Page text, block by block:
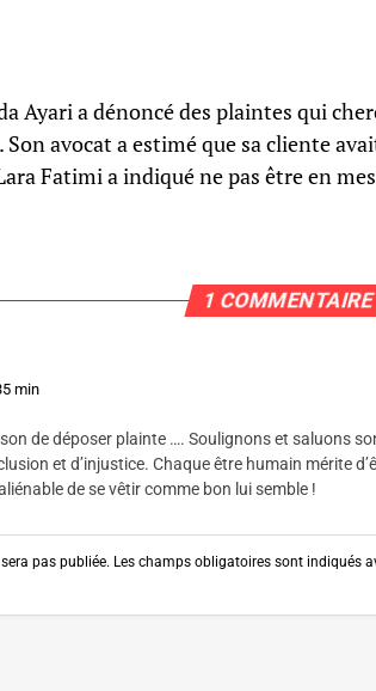
Ayari a dénoncé des plaintes qui
avocat a estimé que sa cliente
Fatimi a indiqué ne pas être en
1 COMMENTAIRE
min
de déposer plainte …. Soulignons et saluons
et d’injustice. Chaque être humain mérite
de se vêtir comme bon lui semble !
pas publiée. Les champs obligatoires sont indiqués